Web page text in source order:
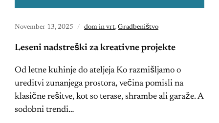
November 13, 2025 dom in vrt, Gradbeništvo
Leseni nadstreški za kreativne projekte
Od letne kuhinje do ateljeja Ko razmišljamo o
ureditvi zunanjega prostora, večina pomisli na
klasične rešitve, kot so terase, shrambe ali garaže. A
sodobni trendi…